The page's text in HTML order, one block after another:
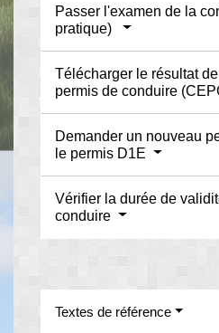
Passer l'examen de la
pratique)
Télécharger le résultat
permis de conduire
Demander un nouveau
le permis D1E
Vérifier la durée de
conduire
Textes de référence